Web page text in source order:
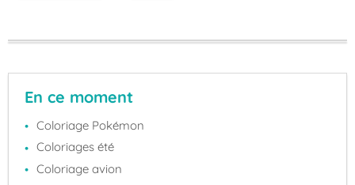
En ce moment
Coloriage Pokémon
Coloriages été
Coloriage avion